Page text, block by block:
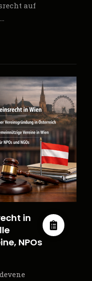
auf
in
NPOs
devene